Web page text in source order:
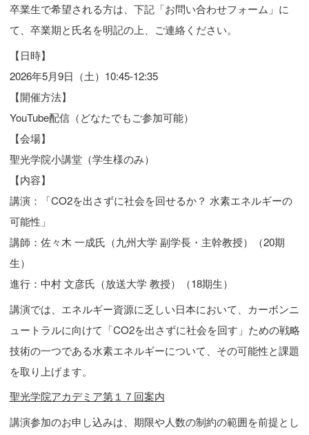
卒業生で希望される方は、下記「お問い合わせフォーム」に
て、卒業期と氏名を明記の上、ご連絡ください。
【日時】
2026年5月9日（土）10:45-12:35
【開催方法】
YouTube配信（どなたでもご参加可能）
【会場】
聖光学院小講堂（学生様のみ）
【内容】
講演：「CO2を出さずに社会を回せるか？ 水素エネルギーの
可能性」
講師：佐々木 一成氏（九州大学 副学長・主幹教授）（20期
生）
進行：中村 文彦氏（放送大学 教授）（18期生）
講演では、エネルギー資源に乏しい日本において、カーボンニ
ュートラルに向けて「CO2を出さずに社会を回す」ための戦略
技術の一つである水素エネルギーについて、その可能性と課題
を取り上げます。
聖光学院アカデミア第１７回案内
講演参加のお申し込みは、期限や人数の制約の範囲を前提とし